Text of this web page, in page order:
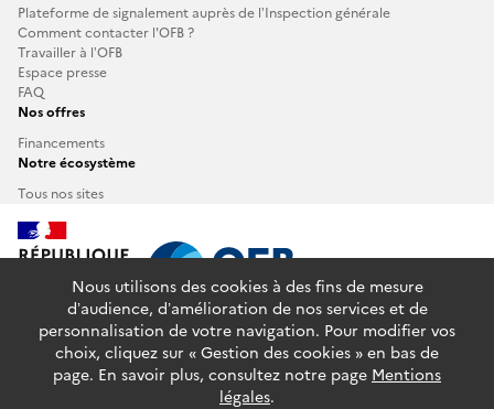
Plateforme de signalement auprès de l’Inspection générale
Comment contacter l'OFB ?
Travailler à l’OFB
Espace presse
FAQ
Nos offres
Financements
Notre écosystème
Tous nos sites
info.gouv.fr service-public.fr
legifrance.gouv.fr
data.gouv.fr
Nous utilisons des cookies à des fins de mesure
d’audience, d’amélioration de nos services et de
personnalisation de votre navigation. Pour modifier vos
choix, cliquez sur « Gestion des cookies » en bas de
page. En savoir plus, consultez notre page Mentions
légales.